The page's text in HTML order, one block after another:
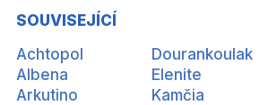
SOUVISEJÍCÍ
Achtopol
Albena
Arkutino
Dourankoulak
Elenite
Kamčia